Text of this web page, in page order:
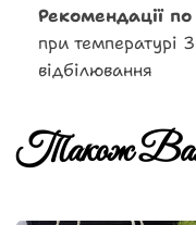
Рекомендації
при температурі
відбілювання
Також Вам